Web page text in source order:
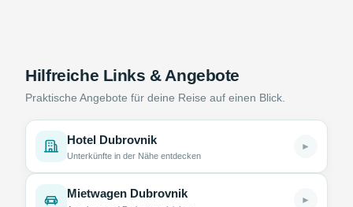
Hilfreiche Links & Angebote
Praktische Angebote für deine Reise auf einen Blick.
Hotel Dubrovnik
Unterkünfte in der Nähe entdecken
►
Mietwagen Dubrovnik
►